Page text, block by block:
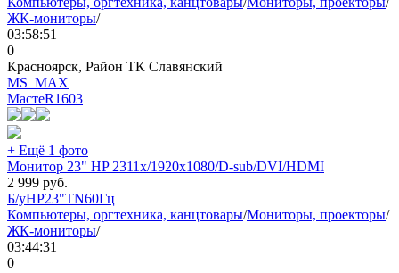
ЖК-мониторы/
03:58:51
0
Красноярск, Район ТК Славянский
MS_MAX
МастеR1603
+ Ещё 1 фото
Монитор 23" HP 2311x/1920x1080/D-sub/DVI/HDMI
2 999 руб.
Б/уHP23"TN60Гц
Компьютеры, оргтехника, канцтовары/Мониторы, проекторы/
ЖК-мониторы/
03:44:31
0